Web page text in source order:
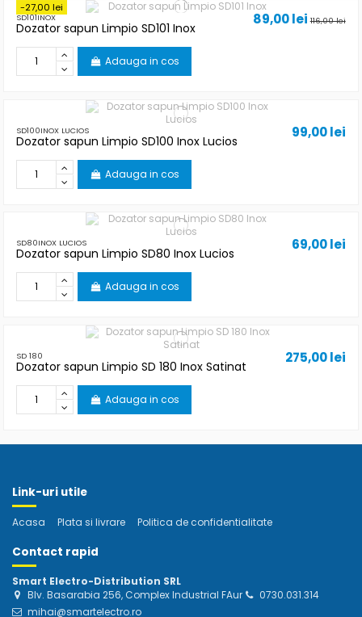
-27,00 lei
SD101INOX
Dozator sapun Limpio SD101 Inox
89,00 lei116,00 lei
Adauga in cos
SD100INOX LUCIOS
Dozator sapun Limpio SD100 Inox Lucios
99,00 lei
Adauga in cos
SD80INOX LUCIOS
Dozator sapun Limpio SD80 Inox Lucios
69,00 lei
Adauga in cos
SD 180
Dozator sapun Limpio SD 180 Inox Satinat
275,00 lei
Adauga in cos
Link-uri utile
Acasa Plata si livrare Politica de confidentialitate
Contact rapid
Smart Electro-Distribution SRL
Blv. Basarabia 256, Complex Industrial FAur
0730.031.314
mihai@smartelectro.ro